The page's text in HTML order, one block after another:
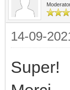
14-09-
Super!